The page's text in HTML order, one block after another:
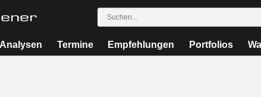
Analysen Termine Empfehlungen Portfolios